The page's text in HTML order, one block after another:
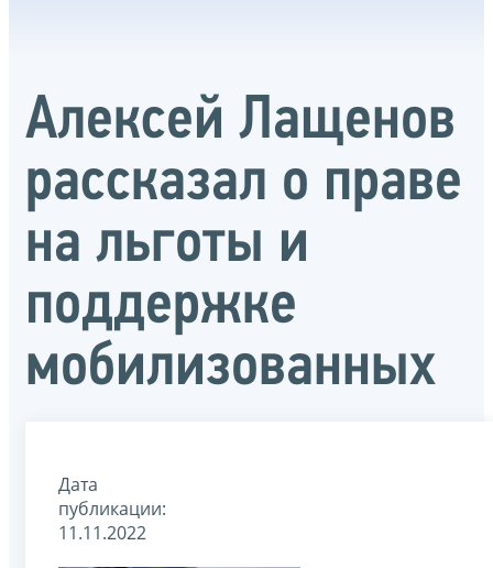
Алексей Лащенов
рассказал о праве
на льготы и
поддержке
мобилизованных
Дата
публикации:
11.11.2022